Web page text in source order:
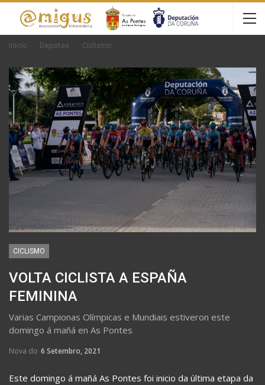
Inicio Deportes Ciclismo
CICLISMO
VOLTA CICLISTA A ESPAÑA
FEMININA
Varias Campionas Olímpicas e Mundiais estiveron este
domingo á mañá en As Pontes
Nova do 6 Setembro, 2021
Este domingo á mañá As Pontes foi inicio da última etapa da